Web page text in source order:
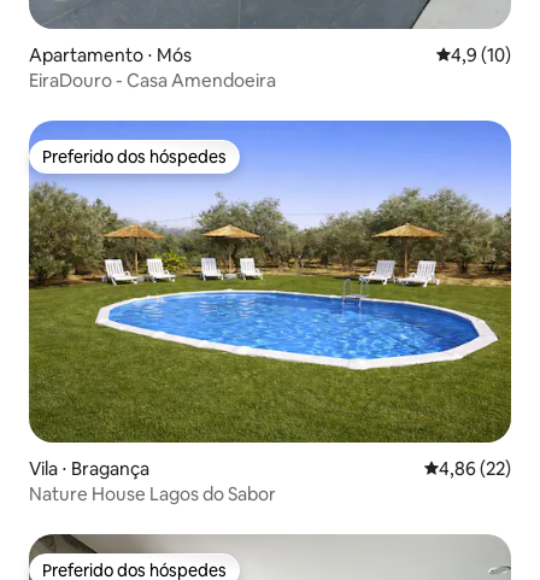
Apartamento ⋅ Mós 4,9 de uma
4,9 (10)
EiraDouro - Casa Amendoeira
Preferido dos hóspedes
Preferido dos hóspedes
Vila ⋅ Bragança 4,86 de uma
4,86 (22)
Nature House Lagos do Sabor
Preferido dos hóspedes